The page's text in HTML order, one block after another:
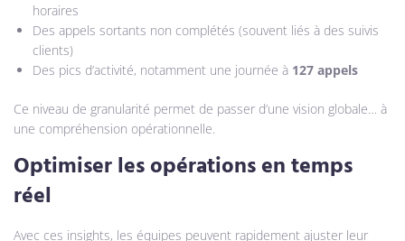
horaires
Des appels sortants non complétés (souvent liés à des suivis
clients)
Des pics d’activité, notamment une journée à 127 appels
Ce niveau de granularité permet de passer d’une vision globale… à
une compréhension opérationnelle.
Optimiser les opérations en temps
réel
Avec ces insights, les équipes peuvent rapidement ajuster leur